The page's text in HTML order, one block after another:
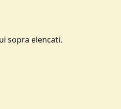
sopra elencati.